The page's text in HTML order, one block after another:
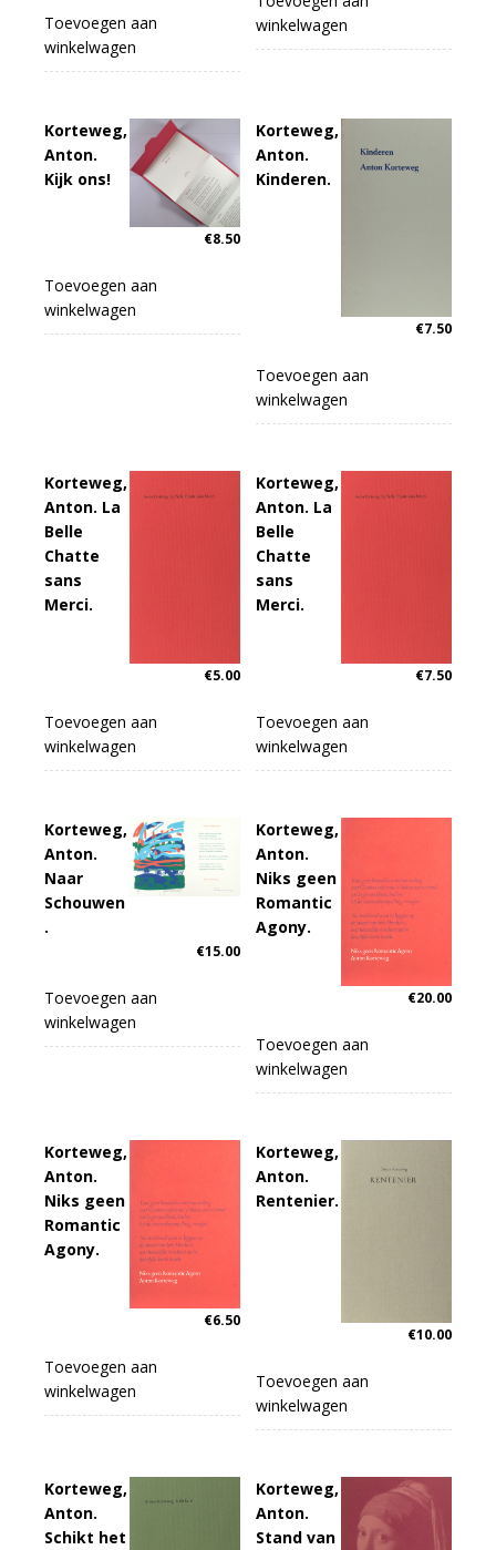
Toevoegen aan
winkelwagen
winkelwagen
Korteweg,
Anton.
Kijk ons!
€8.50
Toevoegen aan
winkelwagen
Korteweg,
Anton.
Kinderen.
€7.50
Toevoegen aan
winkelwagen
Korteweg,
Anton. La
Belle
Chatte
sans
Merci.
€5.00
Toevoegen aan
winkelwagen
Korteweg,
Anton. La
Belle
Chatte
sans
Merci.
€7.50
Toevoegen aan
winkelwagen
Korteweg,
Anton.
Naar
Schouwen
.
€15.00
Toevoegen aan
winkelwagen
Korteweg,
Anton.
Niks geen
Romantic
Agony.
€20.00
Toevoegen aan
winkelwagen
Korteweg,
Anton.
Niks geen
Romantic
Agony.
€6.50
Toevoegen aan
winkelwagen
Korteweg,
Anton.
Rentenier.
€10.00
Toevoegen aan
winkelwagen
Korteweg,
Anton.
Schikt het
Korteweg,
Anton.
Stand van